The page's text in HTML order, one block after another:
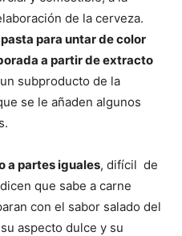
de la cerveza.
para untar de color
a partir de extracto
subproducto de la
se le añaden algunos
a partes iguales, difícil de
que sabe a carne
con el sabor salado del
aspecto dulce y su